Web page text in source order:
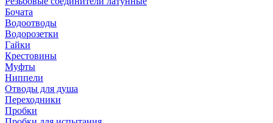
Бочата
Водоотводы
Водорозетки
Гайки
Крестовины
Муфты
Ниппели
Отводы для душа
Переходники
Пробки